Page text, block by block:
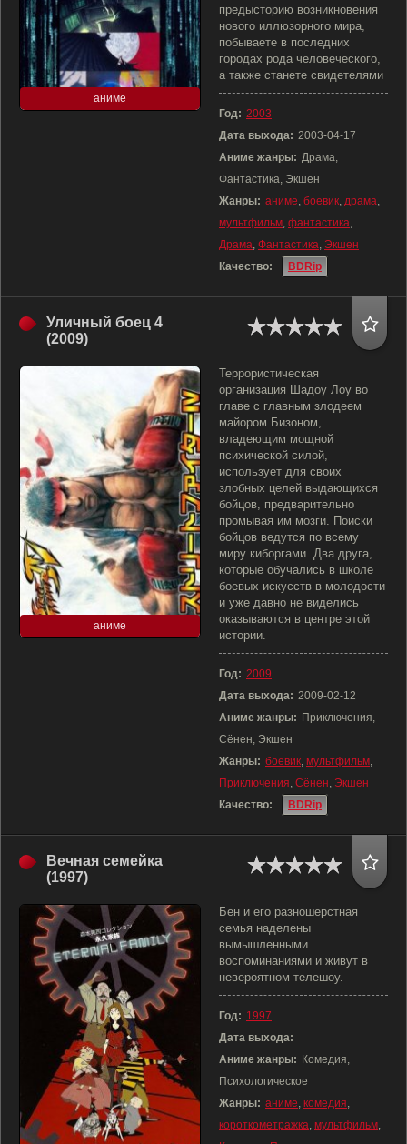
аниме
предысторию возникновения
нового иллюзорного мира,
побываете в последних
городах рода человеческого,
а также станете свидетелями
Год: 2003
Дата выхода: 2003-04-17
Аниме жанры: Драма,
Фантастика, Экшен
Жанры: аниме, боевик, драма,
мультфильм, фантастика,
Драма, Фантастика, Экшен
Качество:
BDRip
Уличный боец 4
(2009)
аниме
Террористическая
организация Шадоу Лоу во
главе с главным злодеем
майором Бизоном,
владеющим мощной
психической силой,
использует для своих
злобных целей выдающихся
бойцов, предварительно
промывая им мозги. Поиски
бойцов ведутся по всему
миру киборгами. Два друга,
которые обучались в школе
боевых искусств в молодости
и уже давно не виделись
оказываются в центре этой
истории.
Год: 2009
Дата выхода: 2009-02-12
Аниме жанры: Приключения,
Сёнен, Экшен
Жанры: боевик, мультфильм,
Приключения, Сёнен, Экшен
Качество:
BDRip
Вечная семейка
(1997)
Бен и его разношерстная
семья наделены
вымышленными
воспоминаниями и живут в
невероятном телешоу.
Год: 1997
Дата выхода:
Аниме жанры: Комедия,
Психологическое
Жанры: аниме, комедия,
короткометражка, мультфильм,